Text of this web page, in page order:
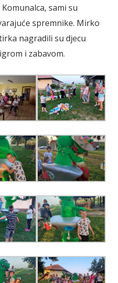
sami su
spremnike. Mirko
nagradili su djecu
i zabavom.